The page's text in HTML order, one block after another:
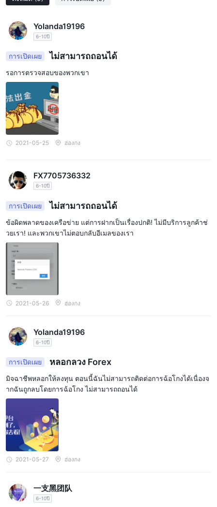
Yolanda19196
6-10ปี
การเปิดเผย ไม่สามารถถอนได้
รอการตรวจสอบของพวกเขา
2021-05-25 ฮ่องกง
FX7705736332
6-10ปี
การเปิดเผย ไม่สามารถถอนได้
ข้อผิดพลาดของเครือข่าย แต่การฝากเป็นเรื่องปกติ! ไม่มีบริการลูกค้าช่
วยเรา! และพวกเขาไม่ตอบกลับอีเมลของเรา
2021-05-26 ฮ่องกง
Yolanda19196
6-10ปี
การเปิดเผย หลอกลวง Forex
มิจฉาชีพหลอกให้ลงทุน ตอนนี้ฉันไม่สามารถติดต่อการฉ้อโกงได้เนื่องจ
ากฉันถูกลบโดยการฉ้อโกง ไม่สามารถถอนได้
2021-05-27 ฮ่องกง
一支黑团队
6-10ปี